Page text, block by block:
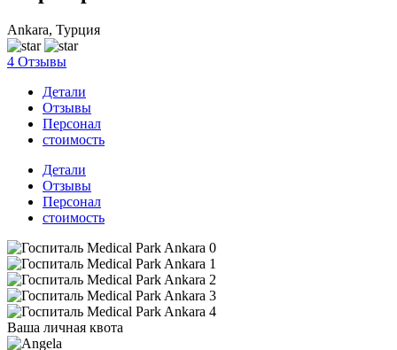
Ankara, Турция
4 Отзывы
Детали
Отзывы
Персонал
стоимость
Детали
Отзывы
Персонал
стоимость
Ваша личная квота